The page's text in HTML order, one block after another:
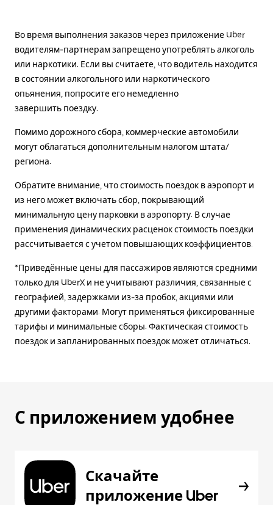
Во время выполнения заказов через приложение Uber
водителям-партнерам запрещено употреблять алкоголь
или наркотики. Если вы считаете, что водитель находится
в состоянии алкогольного или наркотического
опьянения, попросите его немедленно
завершить поездку.
Помимо дорожного сбора, коммерческие автомобили
могут облагаться дополнительным налогом штата/
региона.
Обратите внимание, что стоимость поездок в аэропорт и
из него может включать сбор, покрывающий
минимальную цену парковки в аэропорту. В случае
применения динамических расценок стоимость поездки
рассчитывается с учетом повышающих коэффициентов.
*Приведённые цены для пассажиров являются средними
только для UberX и не учитывают различия, связанные с
географией, задержками из-за пробок, акциями или
другими факторами. Могут применяться фиксированные
тарифы и минимальные сборы. Фактическая стоимость
поездок и запланированных поездок может отличаться.
С приложением удобнее
Скачайте
приложение Uber